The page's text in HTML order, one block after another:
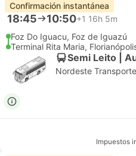
Confirmación instantánea
18:45 10:50+1 16h 5m
Foz Do Iguacu, Foz de Iguazú
Terminal Rita Maria,
Semi Leito |
Nordeste
Impuestos